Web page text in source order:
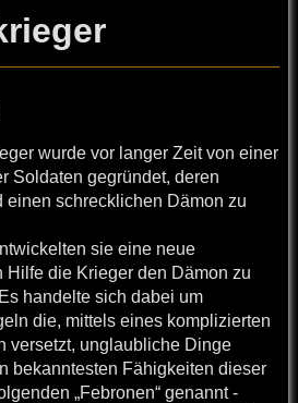
wurde vor langer Zeit von einer
Soldaten gegründet, deren
einen schrecklichen Dämon zu
sie eine neue
Hilfe die Krieger den Dämon zu
handelte sich dabei um
die, mittels eines komplizierten
versetzt, unglaubliche Dinge
bekanntesten Fähigkeiten dieser
„Febronen“ genannt -